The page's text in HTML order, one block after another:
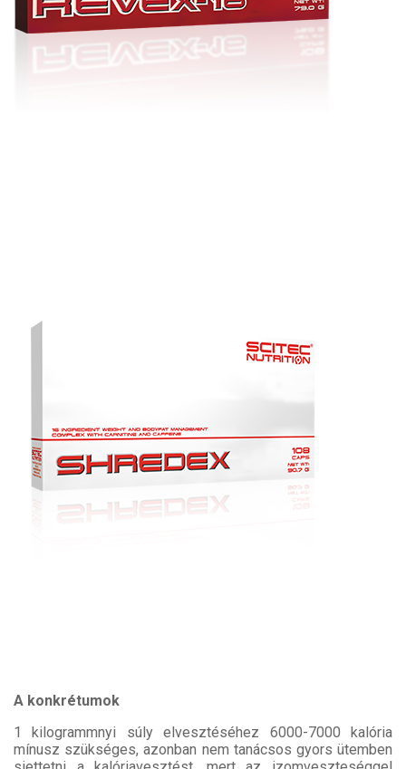
A konkrétumok
1 kilogrammnyi súly elvesztéséhez 6000-7000 kalória
mínusz szükséges, azonban nem tanácsos gyors ütemben